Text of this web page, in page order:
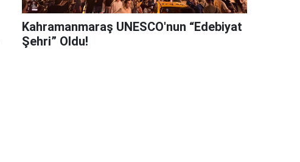
Kahramanmaraş UNESCO'nun “Edebiyat
Şehri” Oldu!